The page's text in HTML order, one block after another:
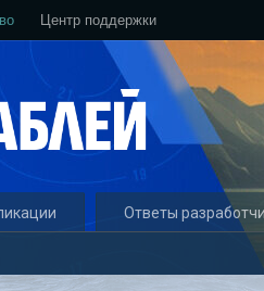
Центр поддержки
Ответы